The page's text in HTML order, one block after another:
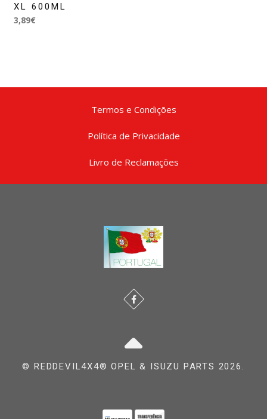
XL 600ML
3,89€
Termos e Condições
Política de Privacidade
Livro de Reclamações
© REDDEVIL4X4® OPEL & ISUZU PARTS 2026.